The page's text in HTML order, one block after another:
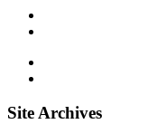
Site Archives